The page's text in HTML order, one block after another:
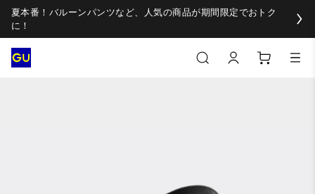
夏本番！バルーンパンツなど、人気の商品が期間限定でおトク
に！